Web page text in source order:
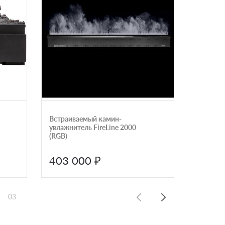
Встраиваемый камин-
увлажнитель FireLine 2000
(RGB)
403 000 ₽
03